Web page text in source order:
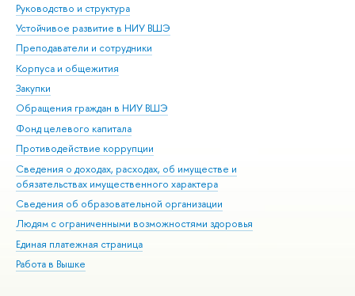
Руководство и структура
Устойчивое развитие в НИУ ВШЭ
Преподаватели и сотрудники
Корпуса и общежития
Закупки
Обращения граждан в НИУ ВШЭ
Фонд целевого капитала
Противодействие коррупции
Сведения о доходах, расходах, об имуществе и
обязательствах имущественного характера
Сведения об образовательной организации
Людям с ограниченными возможностями здоровья
Единая платежная страница
Работа в Вышке